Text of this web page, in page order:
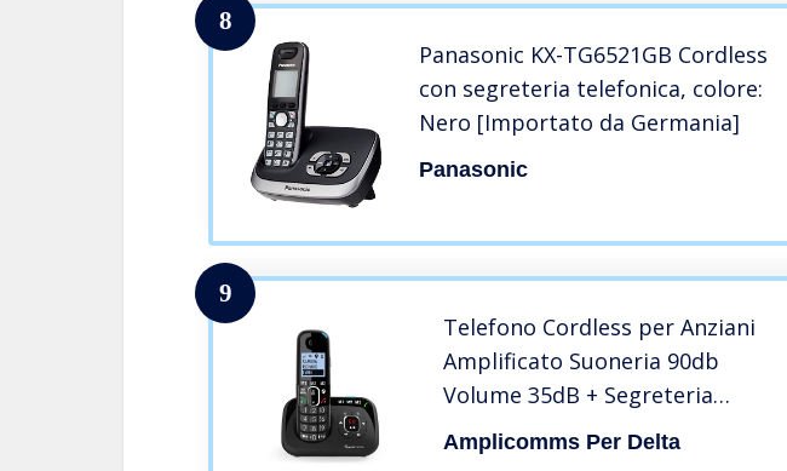
8
Panasonic KX-TG6521GB Cordless
con segreteria telefonica, colore:
Nero [Importato da Germania]
Panasonic
9
Telefono Cordless per Anziani
Amplificato Suoneria 90db
Volume 35dB + Segreteria
Telefonica + Call Blocker per
blocco chiamate indesiderate
Amplicomms Per Delta